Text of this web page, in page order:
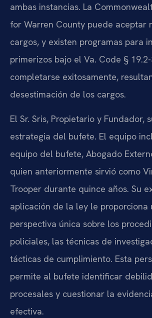
ambas instancias. La
for Warren County puede aceptar
cargos, y existen programas para
primerizos bajo el Va. Code §
completarse exitosamente,
desestimación de los cargos.
El Sr. Sris, Propietario y Fundador,
estrategia del bufete. El equipo
equipo del bufete, Abogado
quien anteriormente sirvió como
Trooper durante quince años. Su
aplicación de la ley le proporciona
perspectiva única sobre los
policiales, las técnicas de
tácticas de cumplimiento. Esta
permite al bufete identificar
procesales y cuestionar la
efectiva.